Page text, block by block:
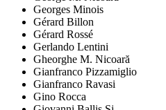
Georges Minois
Gérard Billon
Gérard Rossé
Gerlando Lentini
Gheorghe M. Nicoară
Gianfranco Pizzamiglio
Gianfranco Ravasi
Gino Rocca